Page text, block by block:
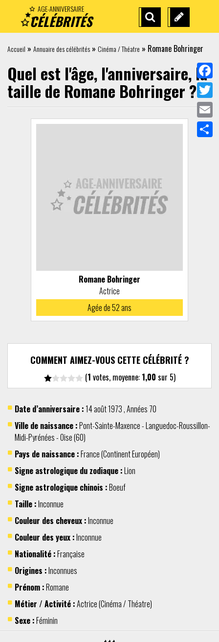
AGE-ANNIVERSAIRE
CÉLÉBRITÉS
RECHERCHE SUGGÉREZ
Accueil » Annuaire des célébrités » Cinéma / Théatre » Romane Bohringer
Quel est l'âge, l'anniversaire, la
taille de Romane Bohringer ?
Romane Bohringer
Actrice
Agée de 52 ans
COMMENT AIMEZ-VOUS CETTE CÉLÉBRITÉ ?
(1 votes, moyenne: 1,00 sur 5)
Date d’anniversaire :14 août1973,Années 70
Ville de naissance :Pont-Sainte-Maxence-Languedoc-Roussillon-
Midi-Pyrénées-Oise (60)
Pays de naissance :France(ContinentEuropéen)
Signe astrologique du zodiaque :Lion
Signe astrologique chinois :Boeuf
Taille :Inconnue
Couleur des cheveux :Inconnue
Couleur des yeux :Inconnue
Nationalité :Française
Origines :Inconnues
Prénom :Romane
Métier / Activité :Actrice(Cinéma / Théatre)
Sexe :Féminin